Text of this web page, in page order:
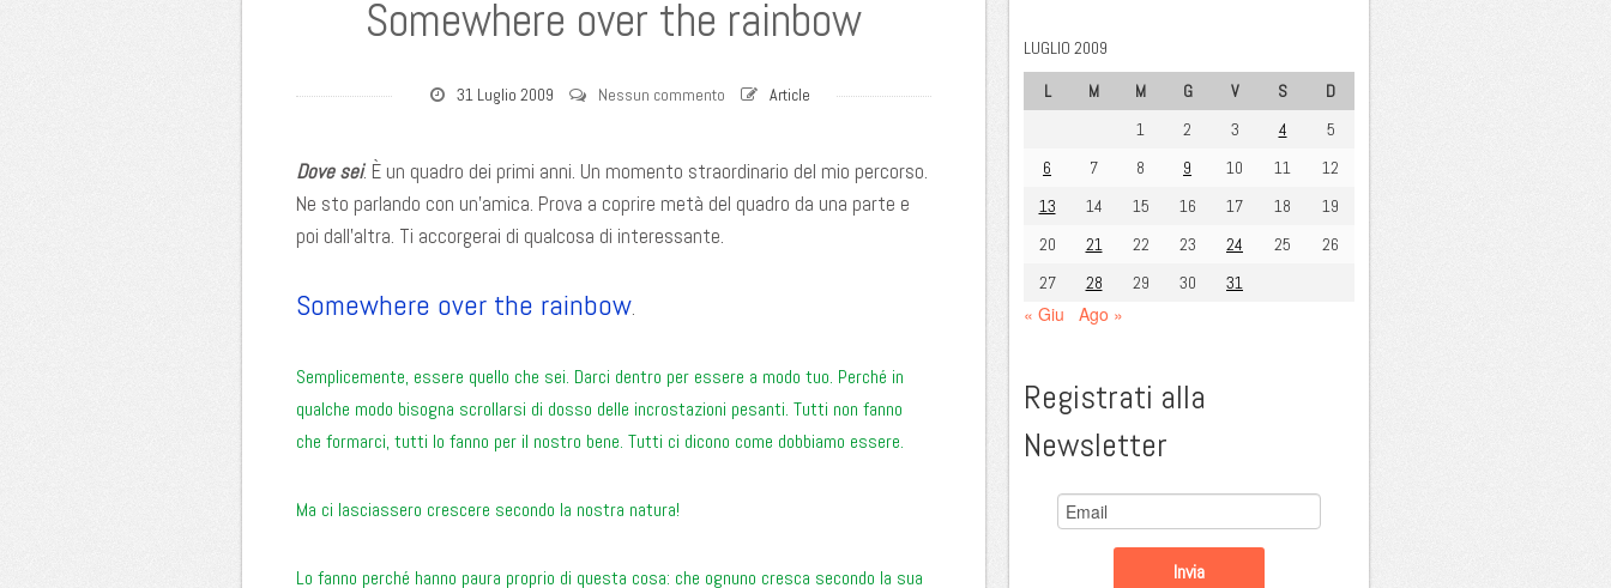
Somewhere over the rainbow
31 Luglio 2009 Nessun commento Article
Dove sei. È un quadro dei primi anni. Un momento straordinario del mio percorso.
Ne sto parlando con un’amica. Prova a coprire metà del quadro da una parte e
poi dall’altra. Ti accorgerai di qualcosa di interessante.
Somewhere over the rainbow.
Semplicemente, essere quello che sei. Darci dentro per essere a modo tuo. Perché in
qualche modo bisogna scrollarsi di dosso delle incrostazioni pesanti. Tutti non fanno
che formarci, tutti lo fanno per il nostro bene. Tutti ci dicono come dobbiamo essere.
Ma ci lasciassero crescere secondo la nostra natura!
Lo fanno perché hanno paura proprio di questa cosa: che ognuno cresca secondo la sua
LUGLIO 2009
L
M M G V S
D
1
2 3 4
5
6
7 8 9 10 11
12
13
14 15 16 17 18
19
20
21 22 23 24 25
26
27
28 29 30 31
« Giu Ago »
Registrati alla
Newsletter